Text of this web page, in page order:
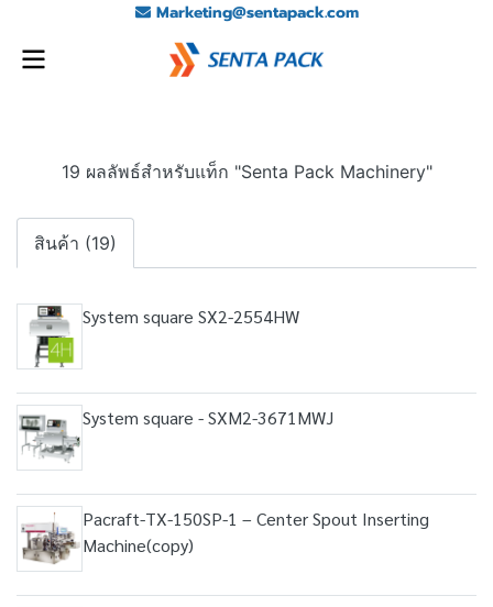
Marketing@sentapack.com
19 ผลลัพธ์สำหรับแท็ก "Senta Pack Machinery"
สินค้า (19)
System square SX2-2554HW
System square - SXM2-3671MWJ
Pacraft-TX-150SP-1 – Center Spout Inserting
Machine(copy)